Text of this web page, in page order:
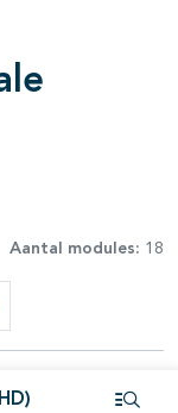
Aantal modules: 18